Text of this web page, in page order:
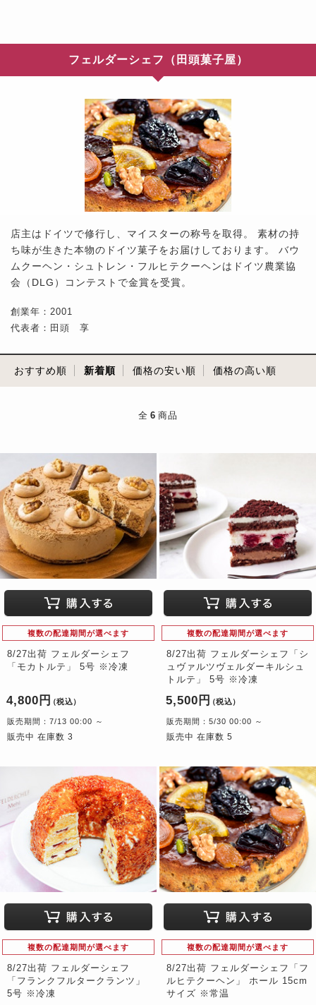
フェルダーシェフ（田頭菓子屋）
店主はドイツで修行し、マイスターの称号を取得。 素材の持
ち味が生きた本物のドイツ菓子をお届けしております。 バウ
ムクーヘン・シュトレン・フルヒテクーヘンはドイツ農業協
会（DLG）コンテストで金賞を受賞。
創業年：2001
代表者：田頭 享
おすすめ順 新着順 価格の安い順 価格の高い順
全 6 商品
複数の配達期間が選べます
8/27出荷 フェルダーシェフ
「モカトルテ」 5号 ※冷凍
4,800円 （税込）
販売期間：7/13 00:00 ～
販売中 在庫数 3
複数の配達期間が選べます
8/27出荷 フェルダーシェフ「シ
ュヴァルツヴェルダーキルシュ
トルテ」 5号 ※冷凍
5,500円 （税込）
販売期間：5/30 00:00 ～
販売中 在庫数 5
複数の配達期間が選べます
8/27出荷 フェルダーシェフ
「フランクフルタークランツ」
5号 ※冷凍
複数の配達期間が選べます
8/27出荷 フェルダーシェフ「フ
ルヒテクーヘン」 ホール 15cm
サイズ ※常温